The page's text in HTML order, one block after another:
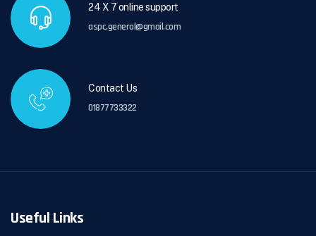
24 X 7 online support
aspc.general@gmail.com
Contact Us
01877733322
Useful Links